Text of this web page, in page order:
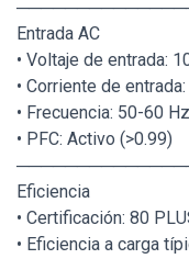
Entrada AC
• Voltaje de entrada:
• Corriente de
• Frecuencia: 50-60 Hz
• PFC: Activo (>0.99)
Eficiencia
• Certificación: 80
• Eficiencia a carga